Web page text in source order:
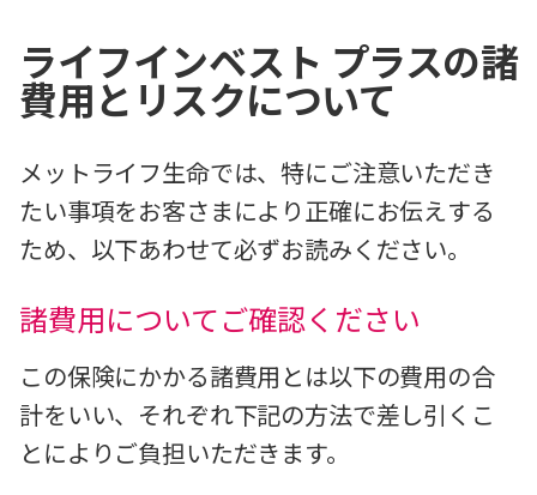
ライフインベスト プラスの諸
費用とリスクについて
メットライフ生命では、特にご注意いただき
たい事項をお客さまにより正確にお伝えする
ため、以下あわせて必ずお読みください。
諸費用についてご確認ください
この保険にかかる諸費用とは以下の費用の合
計をいい、それぞれ下記の方法で差し引くこ
とによりご負担いただきます。